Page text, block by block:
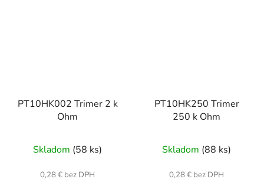
PT10HK002 Trimer 2 k
Ohm
Skladom (58 ks)
0,28 € bez DPH
PT10HK250 Trimer
250 k Ohm
Skladom (88 ks)
0,28 € bez DPH